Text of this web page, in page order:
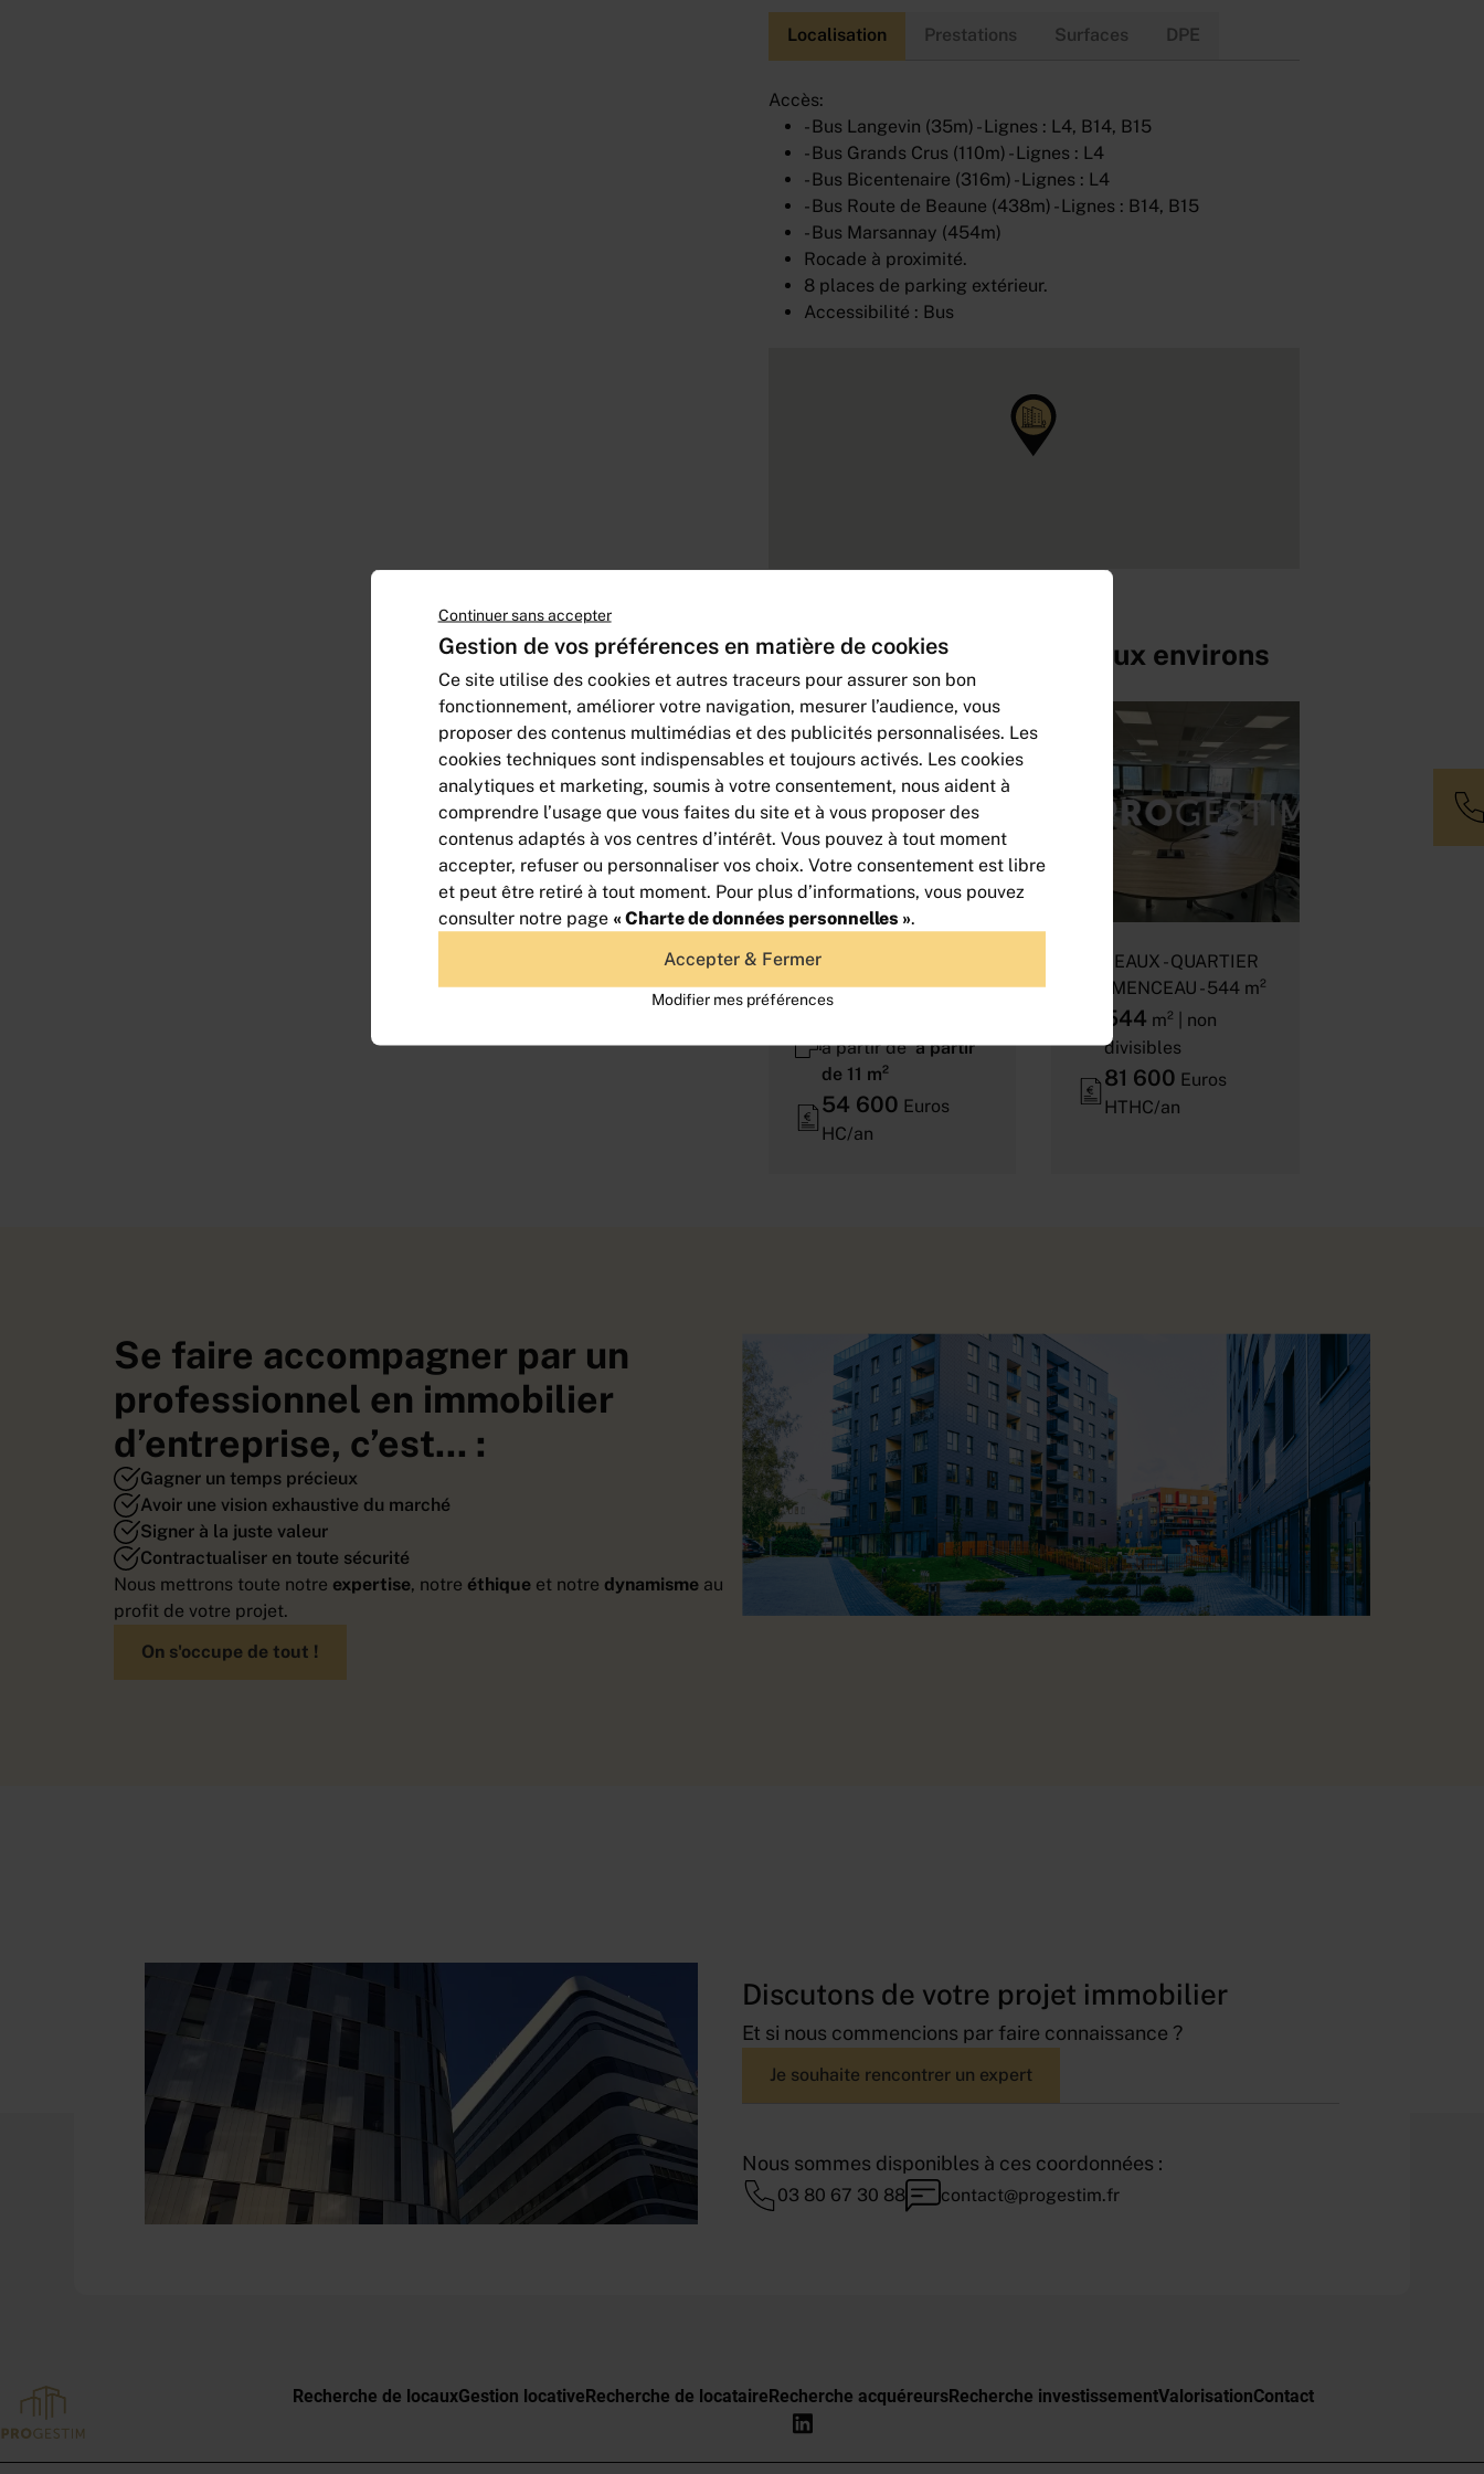
Localisation Prestations Surfaces DPE
Accès:
- Bus Langevin (35m) - Lignes : L4, B14, B15
- Bus Grands Crus (110m) - Lignes : L4
- Bus Bicentenaire (316m) - Lignes : L4
- Bus Route de Beaune (438m) - Lignes : B14, B15
- Bus Marsannay (454m)
Rocade à proximité.
8 places de parking extérieur.
Accessibilité : Bus
D’autres offres situés aux environs
LOCATION - BUREAUX -
TOISON D'OR
à partir deà partir
de 11 m²
54 600 Euros
HC/an
BUREAUX - QUARTIER
CLEMENCEAU - 544 m²
544 m² | non
divisibles
81 600 Euros
HTHC/an
Se faire accompagner par un
professionnel en immobilier
d’entreprise, c’est... :
Gagner un temps précieux
Avoir une vision exhaustive du marché
Signer à la juste valeur
Contractualiser en toute sécurité
Nous mettrons toute notre expertise, notre éthique et notre dynamisme au
profit de votre projet.
On s'occupe de tout !
Discutons de votre projet immobilier
Et si nous commencions par faire connaissance ?
Je souhaite rencontrer un expert
Nous sommes disponibles à ces coordonnées :
03 80 67 30 88 contact@progestim.fr
Recherche de locauxGestion locativeRecherche de locataireRecherche acquéreursRecherche investissementValorisationContact
Continuer sans accepter
Gestion de vos préférences en matière de cookies
Ce site utilise des cookies et autres traceurs pour assurer son bon
fonctionnement, améliorer votre navigation, mesurer l’audience, vous
proposer des contenus multimédias et des publicités personnalisées. Les
cookies techniques sont indispensables et toujours activés. Les cookies
analytiques et marketing, soumis à votre consentement, nous aident à
comprendre l’usage que vous faites du site et à vous proposer des
contenus adaptés à vos centres d’intérêt. Vous pouvez à tout moment
accepter, refuser ou personnaliser vos choix. Votre consentement est libre
et peut être retiré à tout moment. Pour plus d’informations, vous pouvez
consulter notre page « Charte de données personnelles ».
Accepter & Fermer
Modifier mes préférences